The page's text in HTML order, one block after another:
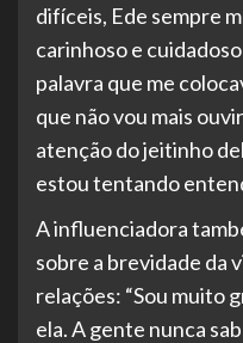
difíceis, Ede sempre
carinhoso e
palavra que me
que não vou mais
atenção do jeitinho
estou tentando
A influenciadora
sobre a brevidade da
relações: “Sou muito
ela. A gente nunca